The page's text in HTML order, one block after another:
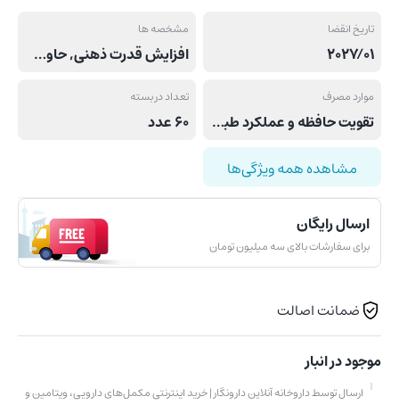
تاریخ انقضا
2027/01
مشخصه ها
افزایش قدرت ذهنی, حاوی ترکیبات گیاهی نظیر جینکو بیلوبا و عصاره گوارانا, حاوی کوآنزیم کیوتن برای محافظت از قلب, کمک به بهبود و تقویت حافظه
موارد مصرف
تقویت حافظه و عملکرد طبیعی سیستم عصبی, کمک به تقویت قدرت ذهنی
تعداد در بسته
60 عدد
مشاهده همه ویژگی‌ها
ارسال رایگان
برای سفارشات بالای سه میلیون تومان
ضمانت اصالت
موجود در انبار
ارسال توسط داروخانه آنلاین دارونگار | خرید اینترنتی مکمل‌های دارویی، ویتامین و